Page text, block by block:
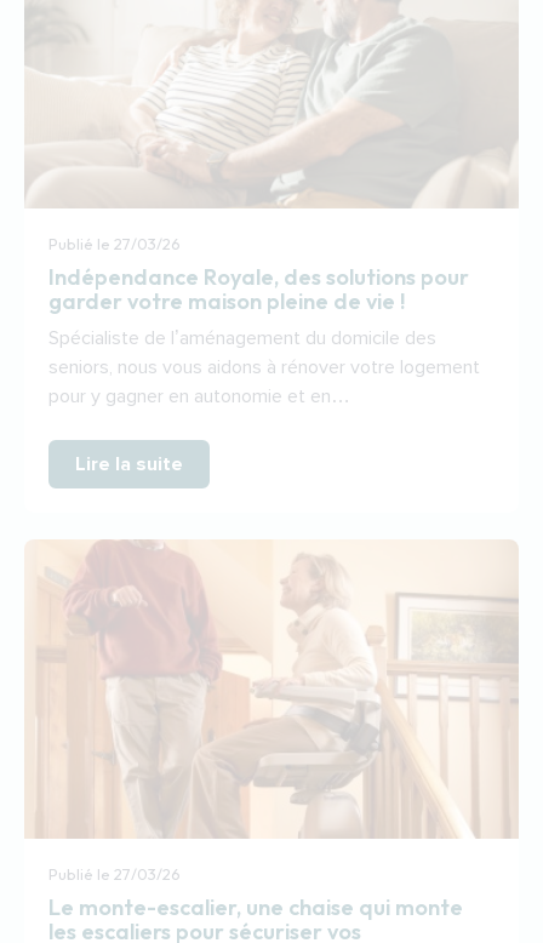
Publié le 27/03/26
Indépendance Royale, des solutions pour
garder votre maison pleine de vie !
Spécialiste de l’aménagement du domicile des
seniors, nous vous aidons à rénover votre logement
pour y gagner en autonomie et en…
Lire la suite
Publié le 27/03/26
Le monte-escalier, une chaise qui monte
les escaliers pour sécuriser vos